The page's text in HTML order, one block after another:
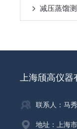
减压蒸馏
上海颀高仪器
联系人：马
地址：上海